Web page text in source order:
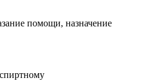
помощи, назначение